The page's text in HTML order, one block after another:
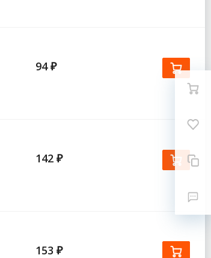
94 ₽
142 ₽
153 ₽